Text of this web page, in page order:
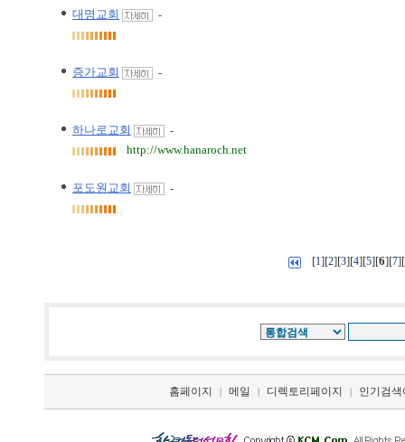
대명교회 -
증가교회 -
하나로교회 -
http://www.hanaroch.net
포도원교회 -
[1][2][3][4][5][6][7][
홈페이지 | 메일 | 디렉토리페이지 | 인기검색